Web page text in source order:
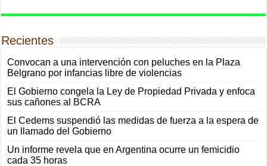
Recientes
Convocan a una intervención con peluches en la Plaza
Belgrano por infancias libre de violencias
El Gobierno congela la Ley de Propiedad Privada y enfoca
sus cañones al BCRA
El Cedems suspendió las medidas de fuerza a la espera de
un llamado del Gobierno
Un informe revela que en Argentina ocurre un femicidio
cada 35 horas